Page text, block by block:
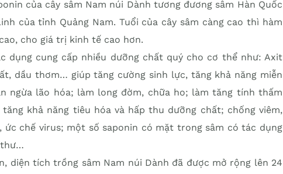
của cây sâm Nam núi Dành tương đương sâm Hàn Quốc
của tỉnh Quảng Nam. Tuổi của cây sâm càng cao thì hàm
cho giá trị kinh tế cao hơn.
dụng cung cấp nhiều dưỡng chất quý cho cơ thể như: Axit
dầu thơm… giúp tăng cường sinh lực, tăng khả năng miễn
ngừa lão hóa; làm long đờm, chữa ho; làm tăng tính thấm
khả năng tiêu hóa và hấp thu dưỡng chất; chống viêm,
ức chế virus; một số saponin có mặt trong sâm có tác dụng
thư…
diện tích trồng sâm Nam núi Dành đã được mở rộng lên 24